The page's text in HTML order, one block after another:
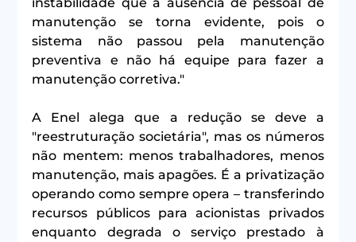
manutenção se torna evidente, pois o
sistema não passou pela manutenção
preventiva e não há equipe para fazer a
manutenção corretiva."
A Enel alega que a redução se deve a
"reestruturação societária", mas os números
não mentem: menos trabalhadores, menos
manutenção, mais apagões. É a privatização
operando como sempre opera – transferindo
recursos públicos para acionistas privados
enquanto degrada o serviço prestado à